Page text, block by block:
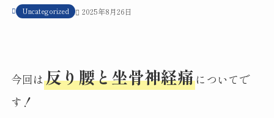
Uncategorized 2025年8月26日
今回は反り腰と坐骨神経痛についてで
す！